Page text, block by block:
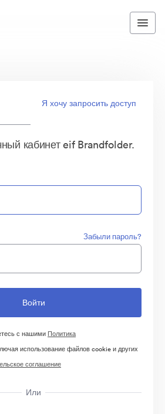
Я хочу запросить доступ
кабинет eif Brandfolder.
Забыли пароль?
с нашими Политика
использование файлов cookie и других
соглашение
Или